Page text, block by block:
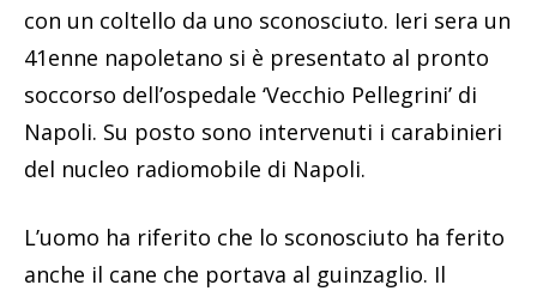
con un coltello da uno sconosciuto. Ieri sera un
41enne napoletano si è presentato al pronto
soccorso dell’ospedale ‘Vecchio Pellegrini’ di
Napoli. Su posto sono intervenuti i carabinieri
del nucleo radiomobile di Napoli.
L’uomo ha riferito che lo sconosciuto ha ferito
anche il cane che portava al guinzaglio. Il